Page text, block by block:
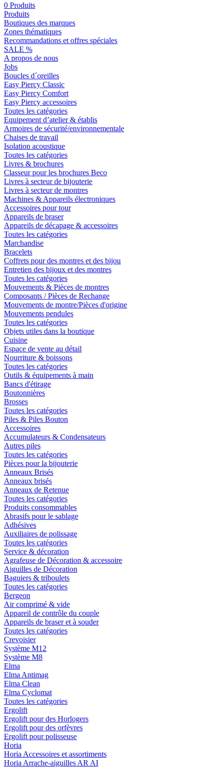
0 Produits
Produits
Boutiques des marques
Zones thématiques
Recommandations et offres spéciales
SALE %
A propos de nous
Jobs
Boucles d´oreilles
Easy Piercy Classic
Easy Piercy Comfort
Easy Piercy accessoires
Toutes les catégories
Equipement d’atelier & établis
Armoires de sécurité/environnementale
Chaises de travail
Isolation acoustique
Toutes les catégories
Livres & brochures
Classeur pour les brochures Beco
Livres à secteur de bijouterie
Livres à secteur de montres
Machines & Appareils électroniques
Accessoires pour tour
Appareils de braser
Appareils de décapage & accessoires
Toutes les catégories
Marchandise
Bracelets
Coffrets pour des montres et des bijou
Entretien des bijoux et des montres
Toutes les catégories
Mouvements & Pièces de montres
Composants / Pièces de Rechange
Mouvements de montre/Pièces d'origine
Mouvements pendules
Toutes les catégories
Objets utiles dans la boutique
Cuisine
Espace de vente au détail
Nourriture & boissons
Toutes les catégories
Outils & équipements à main
Bancs d'étirage
Boutonnières
Brosses
Toutes les catégories
Piles & Piles Bouton
Accessoires
Accumulateurs & Condensateurs
Autres piles
Toutes les catégories
Pièces pour la bijouterie
Anneaux Brisés
Anneaux brisés
Anneaux de Retenue
Toutes les catégories
Produits consommables
Abrasifs pour le sablage
Adhésives
Auxiliaires de polissage
Toutes les catégories
Service & décoration
Agrafeuse de Décoration & accessoire
Aiguilles de Décoration
Baguiers & triboulets
Toutes les catégories
Bergeon
Air comprimé & vide
Appareil de contrôle du couple
Appareils de braser et à souder
Toutes les catégories
Crevoisier
Système M12
Système M8
Elma
Elma Antimag
Elma Clean
Elma Cyclomat
Toutes les catégories
Ergolift
Ergolift pour des Horlogers
Ergolift pour des orfèvres
Ergolift pour polisseuse
Horia
Horia Accessoires et assortiments
Horia Arrache-aiguilles AR AI